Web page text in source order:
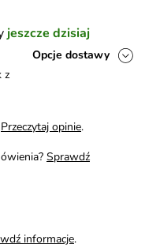
jeszcze dzisiaj
Opcje dostawy
z
Przeczytaj opinie.
Sprawdź
informacje.